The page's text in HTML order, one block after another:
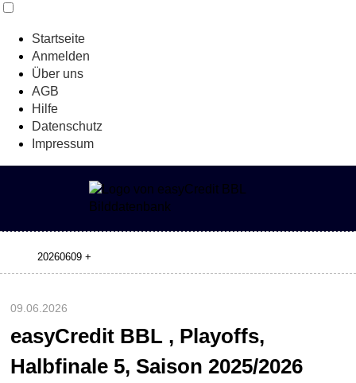
Startseite
Anmelden
Über uns
AGB
Hilfe
Datenschutz
Impressum
09.06.2026
easyCredit BBL , Playoffs,
Halbfinale 5, Saison 2025/2026